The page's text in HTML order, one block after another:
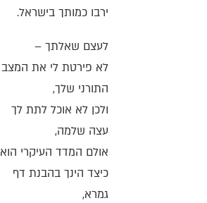
ירבו כמותך בישראל.
לעצם שאלתך –
לא פירטת לי את המצב
התורני שלך,
ולכן לא אוכל לתת לך
עצה שלמה,
אולם המדד העיקרי הוא
כיצד הינך בהבנת דף
גמרא,